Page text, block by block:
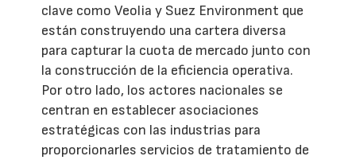
clave como Veolia y Suez Environment que
están construyendo una cartera diversa
para capturar la cuota de mercado junto con
la construcción de la eficiencia operativa.
Por otro lado, los actores nacionales se
centran en establecer asociaciones
estratégicas con las industrias para
proporcionarles servicios de tratamiento de